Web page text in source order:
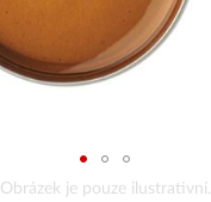
Obrázek je pouze ilustrativní.